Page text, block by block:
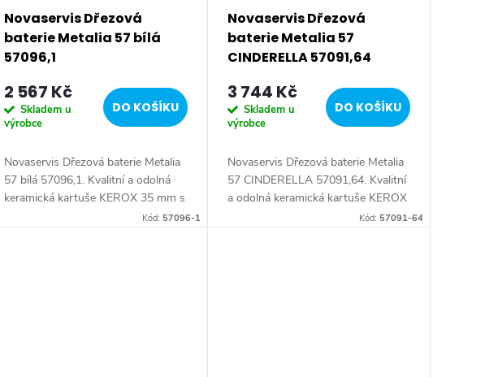
Novaservis Dřezová
baterie Metalia 57 bílá
57096,1
2 567 Kč
Skladem u
výrobce
DO KOŠÍKU
Novaservis Dřezová baterie Metalia
57 bílá 57096,1. Kvalitní a odolná
keramická kartuše KEROX 35 mm s
prodlouženou zárukou 7 let.Kód: 57096-1
Novaservis Dřezová
baterie Metalia 57
CINDERELLA 57091,64
3 744 Kč
Skladem u
výrobce
DO KOŠÍKU
Novaservis Dřezová baterie Metalia
57 CINDERELLA 57091,64. Kvalitní
a odolná keramická kartuše KEROX
35 mm s prodlouženou zárukou 7
Kód: 57091-64